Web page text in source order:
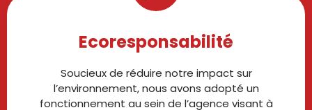
Ecoresponsabilité
Soucieux de réduire notre impact sur
l’environnement, nous avons adopté un
fonctionnement au sein de l’agence visant à